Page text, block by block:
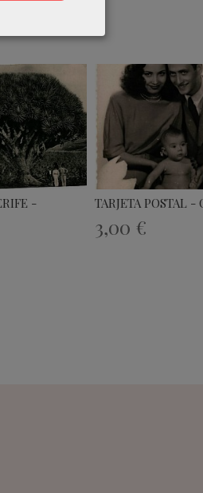
- TARJETA POSTAL -
3,00 €